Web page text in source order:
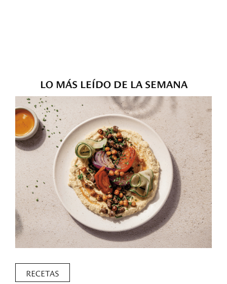
LO MÁS LEÍDO DE LA SEMANA
RECETAS